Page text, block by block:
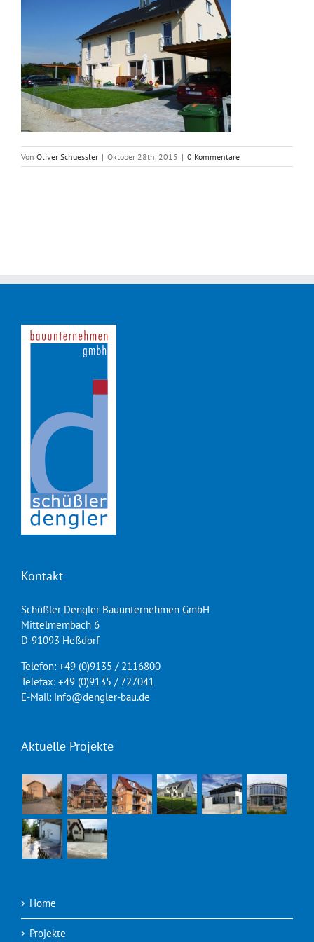
Von Oliver Schuessler | Oktober 28th, 2015 | 0 Kommentare
Kontakt
Schüßler Dengler Bauunternehmen GmbH
Mittelmembach 6
D-91093 Heßdorf
Telefon: +49 (0)9135 / 2116800
Telefax: +49 (0)9135 / 727041
E-Mail: info@dengler-bau.de
Aktuelle Projekte
Home
Projekte